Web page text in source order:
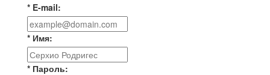
* E-mail:
* Имя:
* Пароль: